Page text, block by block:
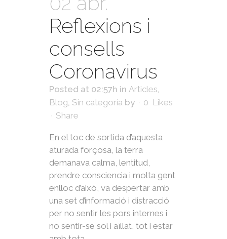
Reflexions i
consells
Coronavirus
Posted at 02:57h in Articles,
Blog, Sin categoría by 0 Likes
Share
En el toc de sortida d’aquesta
aturada forçosa, la terra
demanava calma, lentitud,
prendre consciencia i molta gent
enlloc d’això, va despertar amb
una set d’informació i distracció
per no sentir les pors internes i
no sentir-se sol i aïllat, tot i estar